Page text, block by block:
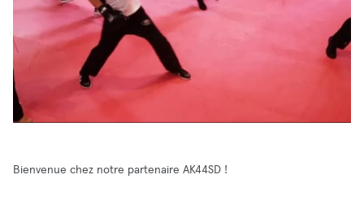
Bienvenue chez notre partenaire AK44SD !